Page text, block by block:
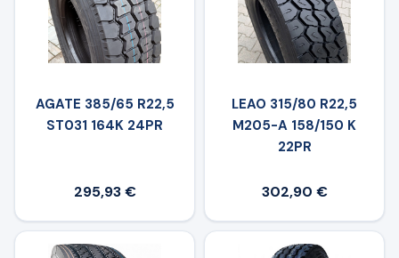
AGATE 385/65 R22,5
ST031 164K 24PR
295,93 €
LEAO 315/80 R22,5
M205-A 158/150 K
22PR
302,90 €